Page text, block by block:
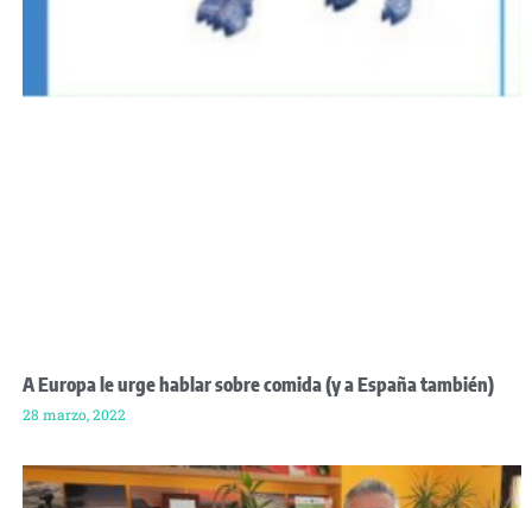
A Europa le urge hablar sobre comida (y a España también)
28 marzo, 2022